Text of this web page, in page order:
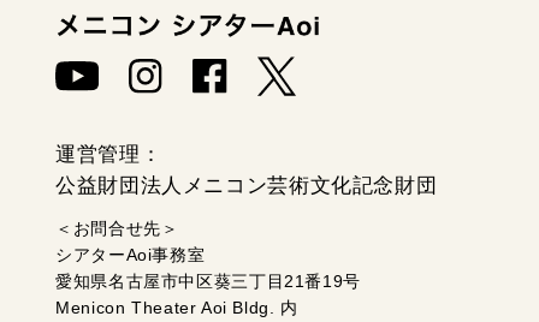
運営管理：
公益財団法人メニコン芸術文化記念財団
＜お問合せ先＞
シアターAoi事務室
愛知県名古屋市中区葵三丁目21番19号
Menicon Theater Aoi Bldg. 内